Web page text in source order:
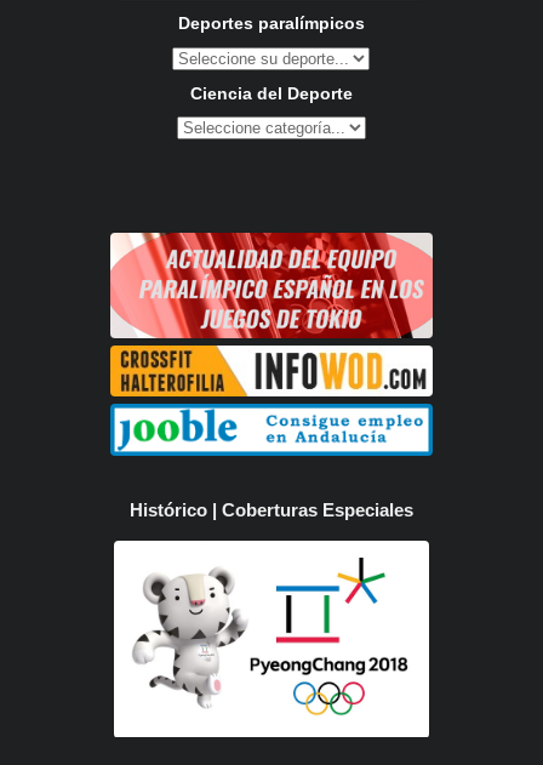
Deportes paralímpicos
Ciencia del Deporte
Histórico | Coberturas Especiales